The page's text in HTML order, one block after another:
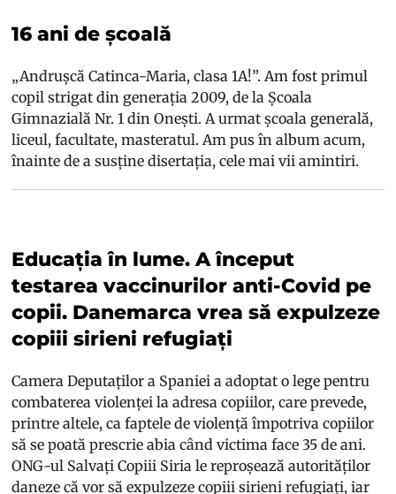
16 ani de școală
„Andrușcă Catinca-Maria, clasa 1A!”. Am fost primul
copil strigat din generația 2009, de la Școala
Gimnazială Nr. 1 din Onești. A urmat școala generală,
liceul, facultate, masteratul. Am pus în album acum,
înainte de a susține disertația, cele mai vii amintiri.
Educația în lume. A început
testarea vaccinurilor anti-Covid pe
copii. Danemarca vrea să expulzeze
copiii sirieni refugiați
Camera Deputaților a Spaniei a adoptat o lege pentru
combaterea violenței la adresa copiilor, care prevede,
printre altele, ca faptele de violență împotriva copiilor
să se poată prescrie abia când victima face 35 de ani.
ONG-ul Salvați Copiii Siria le reproșează autorităților
daneze că vor să expulzeze copiii sirieni refugiați, iar